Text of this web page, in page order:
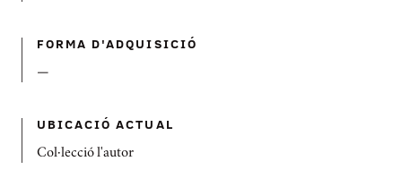
FORMA D'ADQUISICIÓ
—
UBICACIÓ ACTUAL
Col·lecció l'autor